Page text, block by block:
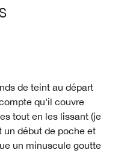
de teint au départ
qu'il couvre
tout en les lissant (je
un début de poche et
un minuscule goutte